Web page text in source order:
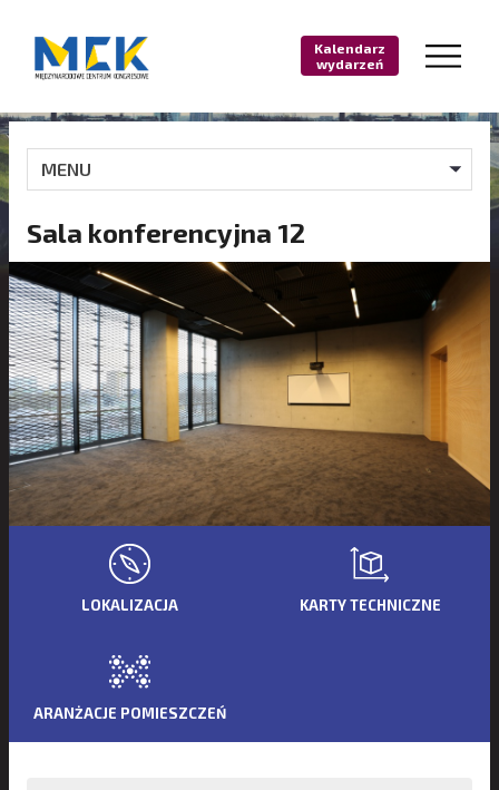
Kalendarz
wydarzeń
MENU
Sala konferencyjna 12
LOKALIZACJA KARTY TECHNICZNE
ARANŻACJE POMIESZCZEŃ